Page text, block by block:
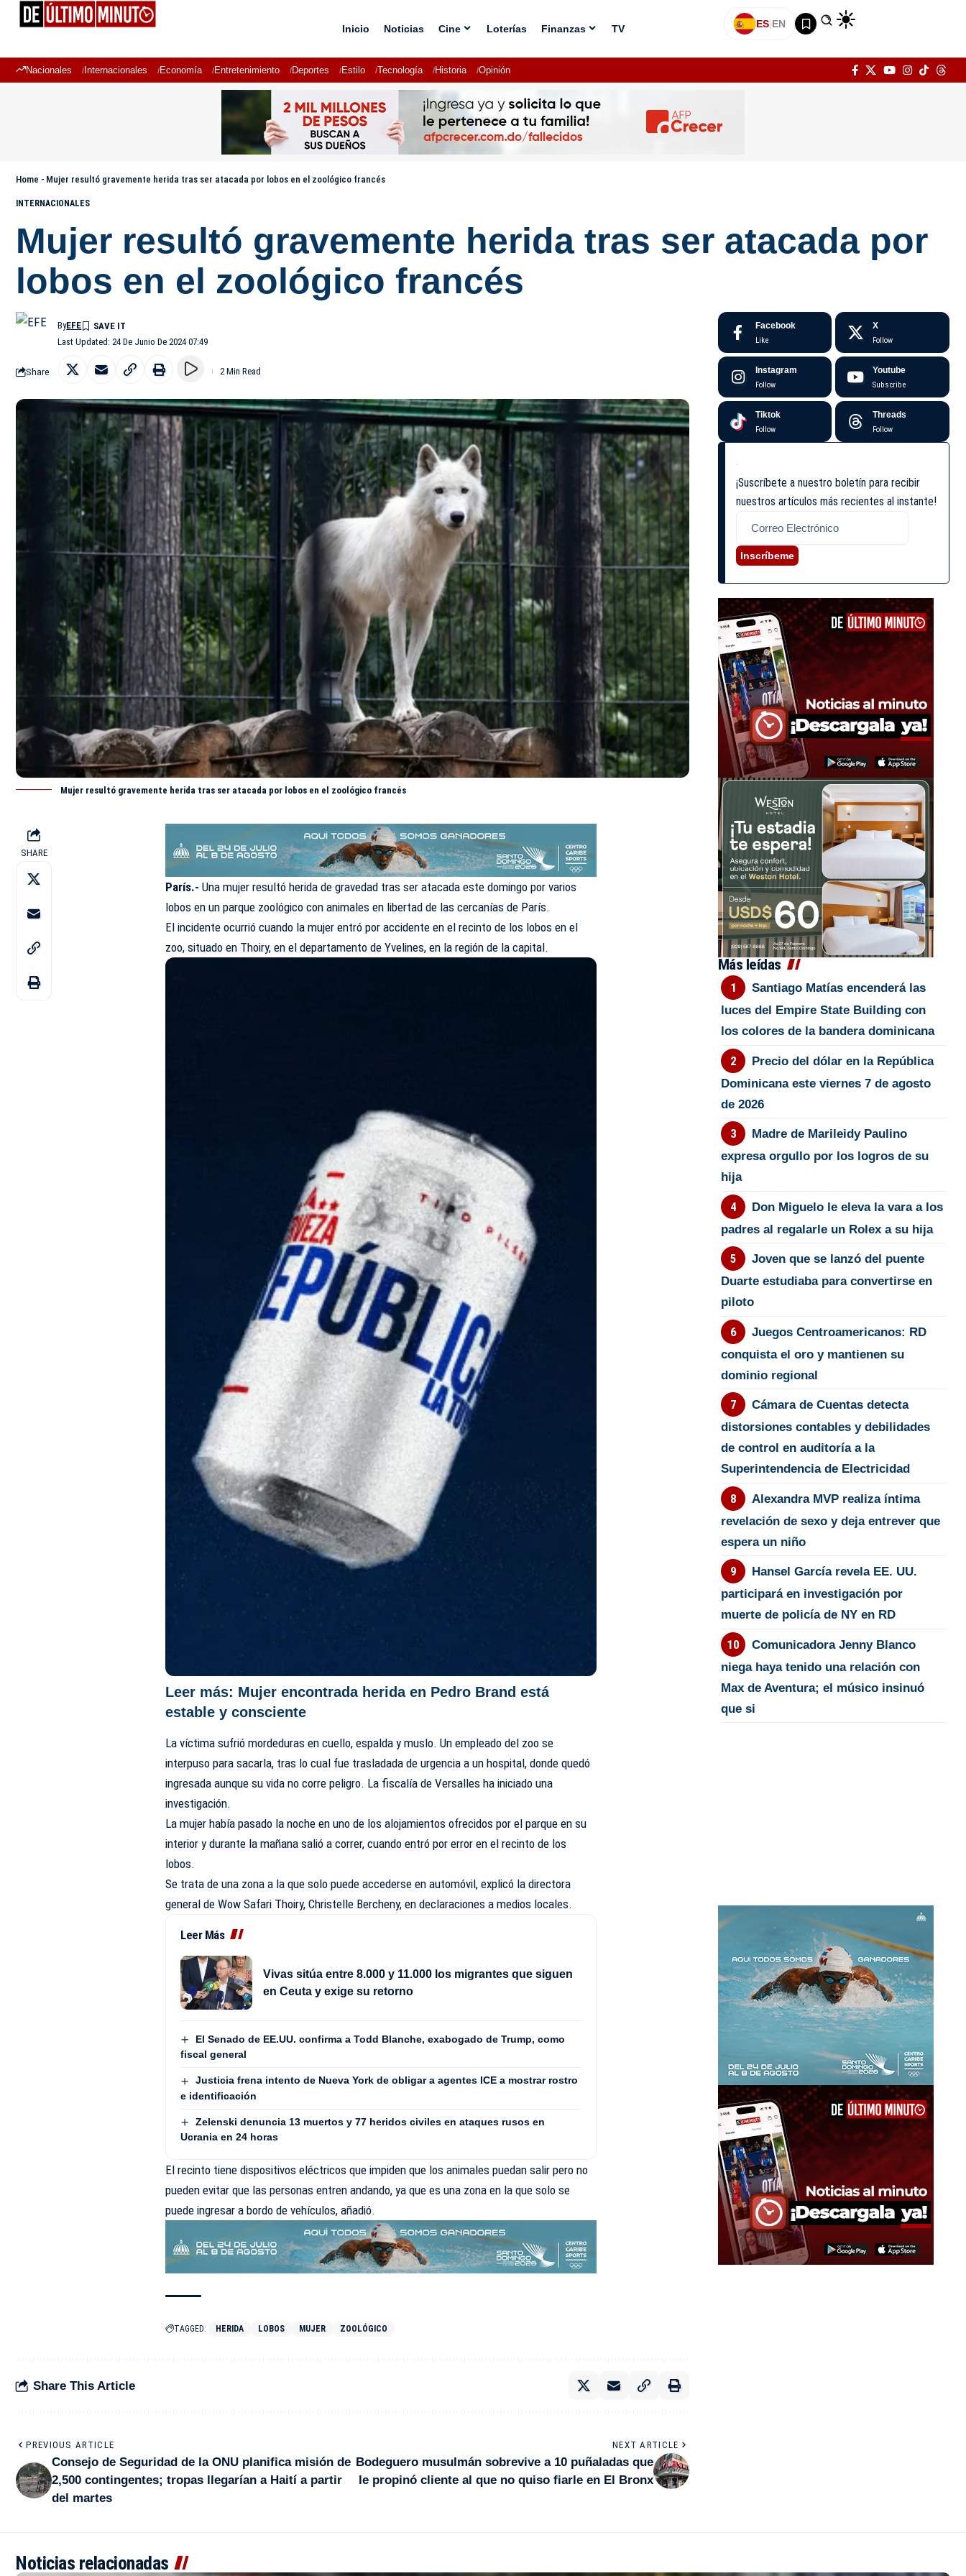
Inicio Noticias Cine Loterías Finanzas TV ES|EN
Nacionales Internacionales Economía Entretenimiento Deportes Estilo Tecnología Historia Opinión
Home - Mujer resultó gravemente herida tras ser atacada por lobos en el zoológico francés
INTERNACIONALES
Mujer resultó gravemente herida tras ser atacada por
lobos en el zoológico francés
Last Updated: 24 De Junio De 2024 07:49
ByEFE
Share 2 Min Read
Mujer resultó gravemente herida tras ser atacada por lobos en el zoológico francés
SHARE
París.-Una mujer resultó herida de gravedad tras seratacadaeste domingo por varios
lobos en un parque zoológico con animales en libertad de las cercanías de París.
El incidente ocurrió cuando la mujer entró por accidente en el recinto de los lobos en el
zoo, situado en Thoiry, en el departamento de Yvelines, en la región de la capital.
Leer más: Mujer encontrada herida en Pedro Brand está
estable y consciente
La víctima sufrió mordeduras en cuello, espalda y muslo. Un empleado del zoo se
interpuso para sacarla, tras lo cual fue trasladada de urgencia a un hospital, donde quedó
ingresada aunque su vida no corre peligro. La fiscalía de Versalles ha iniciado una
investigación.
La mujer había pasado la noche en uno de los alojamientos ofrecidos por el parque en su
interior y durante la mañana salió a correr, cuando entró por error en el recinto de los
lobos.
Se trata de una zona a la que solo puede accederse en automóvil, explicó la directora
general de Wow Safari Thoiry, Christelle Bercheny, en declaraciones a medios locales.
Leer Más
Vivas sitúa entre 8.000 y 11.000 los migrantes que siguen
en Ceuta y exige su retorno
El Senado de EE.UU. confirma a Todd Blanche, exabogado de Trump, como
fiscal general
Justicia frena intento de Nueva York de obligar a agentes ICE a mostrar rostro
e identificación
Zelenski denuncia 13 muertos y 77 heridos civiles en ataques rusos en
Ucrania en 24 horas
El recinto tiene dispositivos eléctricos que impiden que los animales puedan salir pero no
pueden evitar que las personas entren andando, ya que es una zona en la que solo se
puede ingresar a bordo de vehículos, añadió.
TAGGED: HERIDA LOBOS MUJER ZOOLÓGICO
Share This Article
PREVIOUS ARTICLE
Consejo de Seguridad de la ONU planifica misión de
2,500 contingentes; tropas llegarían a Haití a partir
del martes
NEXT ARTICLE
Bodeguero musulmán sobrevive a 10 puñaladas que
le propinó cliente al que no quiso fiarle en El Bronx
Facebook
Like
X
Follow
Instagram
Follow
Youtube
Subscribe
Tiktok
Follow
Threads
Follow
¡Suscríbete a nuestro boletín para recibir
nuestros artículos más recientes al instante!
Inscríbeme
Más leídas
Santiago Matías encenderá las
luces del Empire State Building con
los colores de la bandera dominicana
Precio del dólar en la República
Dominicana este viernes 7 de agosto
de 2026
Madre de Marileidy Paulino
expresa orgullo por los logros de su
hija
Don Miguelo le eleva la vara a los
padres al regalarle un Rolex a su hija
Joven que se lanzó del puente
Duarte estudiaba para convertirse en
piloto
Juegos Centroamericanos: RD
conquista el oro y mantienen su
dominio regional
Cámara de Cuentas detecta
distorsiones contables y debilidades
de control en auditoría a la
Superintendencia de Electricidad
Alexandra MVP realiza íntima
revelación de sexo y deja entrever que
espera un niño
Hansel García revela EE. UU.
participará en investigación por
muerte de policía de NY en RD
Comunicadora Jenny Blanco
niega haya tenido una relación con
Max de Aventura; el músico insinuó
que si
Noticias relacionadas